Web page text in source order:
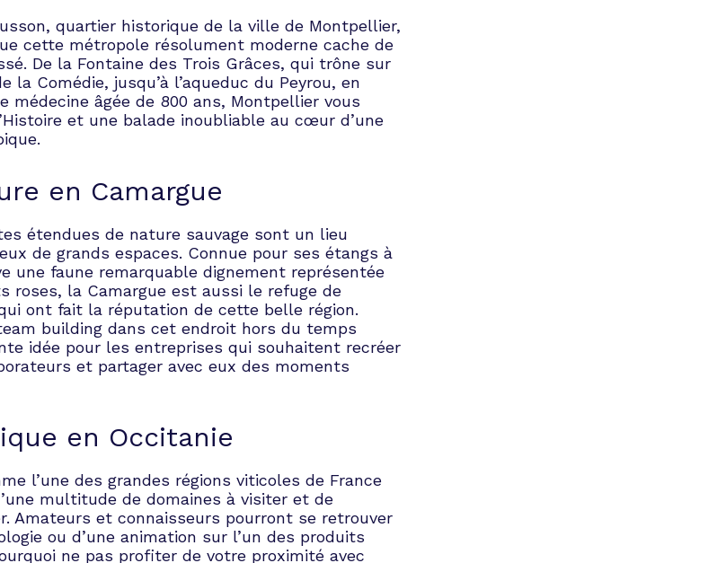
quartier historique de la ville de Montpellier,
cette métropole résolument moderne cache de
De la Fontaine des Trois Grâces, qui trône sur
la Comédie, jusqu’à l’aqueduc du Peyrou, en
médecine âgée de 800 ans, Montpellier vous
et une balade inoubliable au cœur d’une
en Camargue
étendues de nature sauvage sont un lieu
de grands espaces. Connue pour ses étangs à
une faune remarquable dignement représentée
roses, la Camargue est aussi le refuge de
ont fait la réputation de cette belle région.
building dans cet endroit hors du temps
idée pour les entreprises qui souhaitent recréer
et partager avec eux des moments
en Occitanie
l’une des grandes régions viticoles de France
multitude de domaines à visiter et de
Amateurs et connaisseurs pourront se retrouver
ou d’une animation sur l’un des produits
ne pas profiter de votre proximité avec